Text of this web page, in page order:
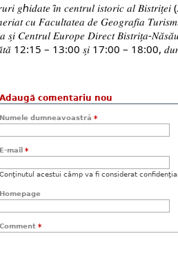
𝑔ℎ𝑖𝑑𝑎𝑡𝑒 𝑖̂𝑛 𝑐𝑒𝑛𝑡𝑟𝑢𝑙 𝑖𝑠𝑡𝑜𝑟𝑖𝑐 𝑎𝑙
𝑐𝑢 𝐹𝑎𝑐𝑢𝑙𝑡𝑎𝑡𝑒𝑎 𝑑𝑒 𝐺𝑒𝑜𝑔𝑟𝑎𝑓𝑖𝑎
𝑠̗𝑖 𝐶𝑒𝑛𝑡𝑟𝑢𝑙 𝐸𝑢𝑟𝑜𝑝𝑒 𝐷𝑖𝑟𝑒𝑐𝑡
12:15 – 13:00 𝑠̗𝑖 17:00 – 18:00,
Adaugă comentariu nou
Numele dumneavoastră *
E-mail *
Conţinutul acestui câmp va fi considerat
Homepage
Comment *